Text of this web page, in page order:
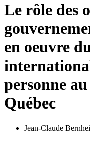
Le rôle des
en oeuvre
personne
Québec
Jean-Claude